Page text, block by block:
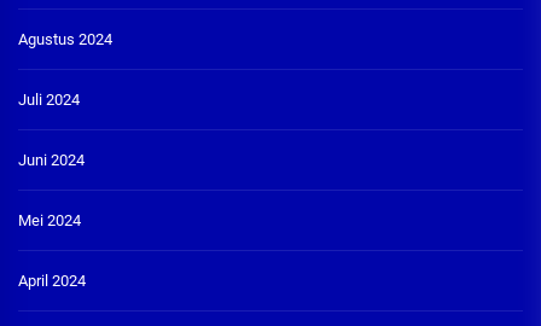
Agustus 2024
Juli 2024
Juni 2024
Mei 2024
April 2024